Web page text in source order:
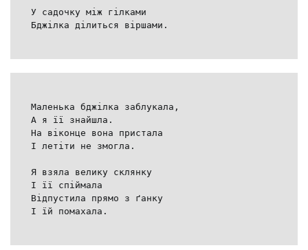
У садочку між гілками
Бджілка ділиться віршами.
Маленька бджілка заблукала,
А я її знайшла.
На віконце вона пристала
І летіти не змогла.
Я взяла велику склянку
І її спіймала
Відпустила прямо з ґанку
І їй помахала.